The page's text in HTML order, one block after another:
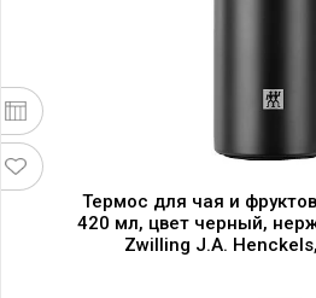
Термос для чая и
420 мл, цвет черный,
Zwilling J.A.